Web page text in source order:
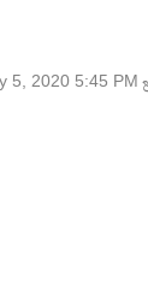
5, 2020 5:45 PM